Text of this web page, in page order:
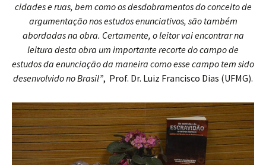
cidades e ruas, bem como os desdobramentos do conceito de
argumentação nos estudos enunciativos, são também
abordadas na obra. Certamente, o leitor vai encontrar na
leitura desta obra um importante recorte do campo de
estudos da enunciação da maneira como esse campo tem sido
desenvolvido no Brasil”, Prof. Dr. Luiz Francisco Dias (UFMG).